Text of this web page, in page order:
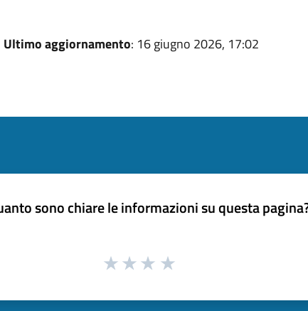
Ultimo aggiornamento: 16 giugno 2026, 17:02
sono chiare le informazioni su questa